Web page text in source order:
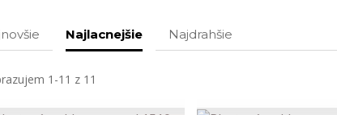
Najlacnejšie Najdrahšie
1-11 z 11